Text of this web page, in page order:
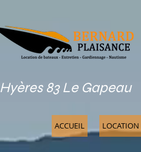
Hyères 83 Le Gapeau
ACCUEIL LOCATION